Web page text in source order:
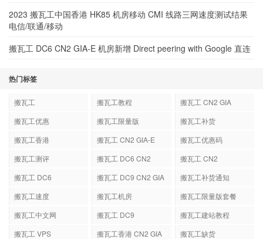
2023 搬瓦工中国香港 HK85 机房移动 CMI 线路三网速度测试结果
电信/联通/移动
搬瓦工 DC6 CN2 GIA-E 机房新增 Direct peering with Google 直连
热门标签
搬瓦工 搬瓦工教程
搬瓦工 CN2 GIA
搬瓦工优惠
搬瓦工限量版
搬瓦工补货
搬瓦工香港
搬瓦工 CN2 GIA-E
搬瓦工优惠码
搬瓦工测评
搬瓦工 DC6 CN2
搬瓦工 CN2
搬瓦工 DC6
搬瓦工 DC9 CN2 GIA
搬瓦工补货通知
搬瓦工速度
搬瓦工机房
搬瓦工限量版套餐
搬瓦工中文网
搬瓦工 DC9
搬瓦工建站教程
搬瓦工 VPS
搬瓦工香港 CN2 GIA 搬瓦工缺货